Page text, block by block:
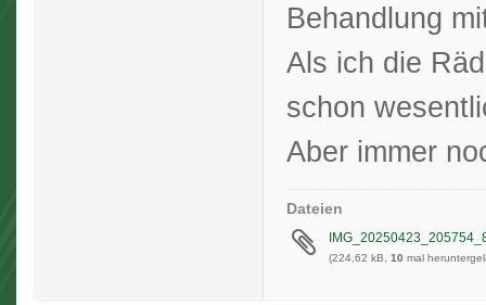
Behandlung
Als ich die
schon
Aber immer
Dateien
(224,62 kB, 10 mal